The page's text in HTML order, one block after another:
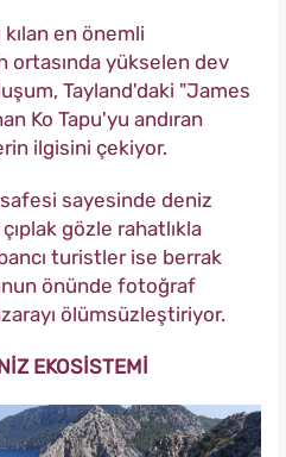
en önemli
ortasında yükselen dev
Tayland'daki "James
Ko Tapu'yu andıran
ilgisini çekiyor.
sayesinde deniz
gözle rahatlıkla
turistler ise berrak
önünde fotoğraf
ölümsüzleştiriyor.
EKOSİSTEMİ